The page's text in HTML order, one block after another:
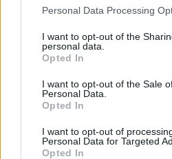
Personal Data Processing
I want to opt-out of the
personal data.
Opted In
I want to opt-out of the Sale
Personal Data.
Opted In
I want to opt-out of
Personal Data for Targeted
Opted In
ΣΧΕΤΙΚA AΡΘΡΑ
Η «Αντιγόνη» του Σοφοκλή
από τα